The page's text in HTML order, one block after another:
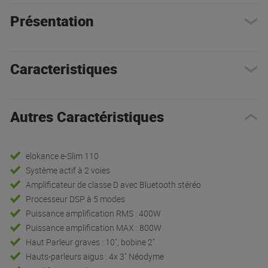
Présentation
Caracteristiques
Autres Caractéristiques
elokance e-Slim 110
Système actif à 2 voies
Amplificateur de classe D avec Bluetooth stéréo
Processeur DSP à 5 modes
Puissance amplification RMS : 400W
Puissance amplification MAX : 800W
Haut Parleur graves : 10", bobine 2"
Hauts-parleurs aigus : 4x 3" Néodyme